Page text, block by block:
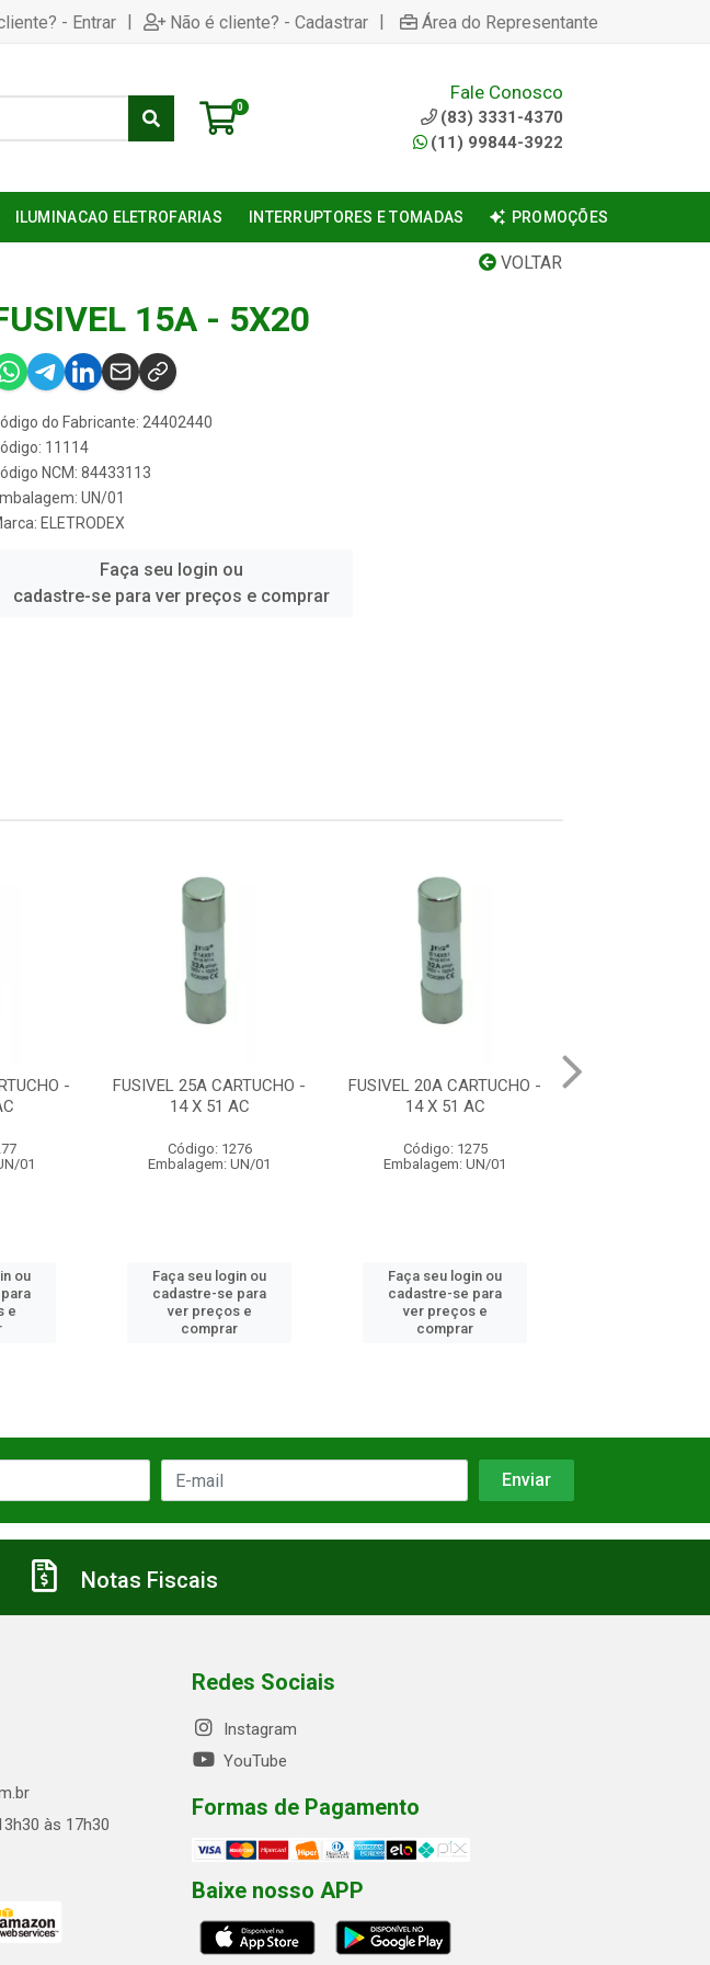
- Entrar | Não é cliente? - Cadastrar | Área do Representante
0
Fale Conosco
(83) 3331-4370
(11) 99844-3922
ILUMINACAO ELETROFARIAS INTERRUPTORES E TOMADAS PROMOÇÕES
VOLTAR
15A - 5X20
do Fabricante: 24402440
11114
NCM: 84433113
UN/01
ELETRODEX
Faça seu login ou
cadastre-se para ver preços e comprar
-
01
ou
e
FUSIVEL 25A CARTUCHO -
14 X 51 AC
Código: 1276
Embalagem: UN/01
Faça seu login ou
cadastre-se para
ver preços e
comprar
FUSIVEL 20A CARTUCHO -
14 X 51 AC
Código: 1275
Embalagem: UN/01
Faça seu login ou
cadastre-se para
ver preços e
comprar
Notas Fiscais
às 17h30
Redes Sociais
Instagram
YouTube
Formas de Pagamento
Baixe nosso APP